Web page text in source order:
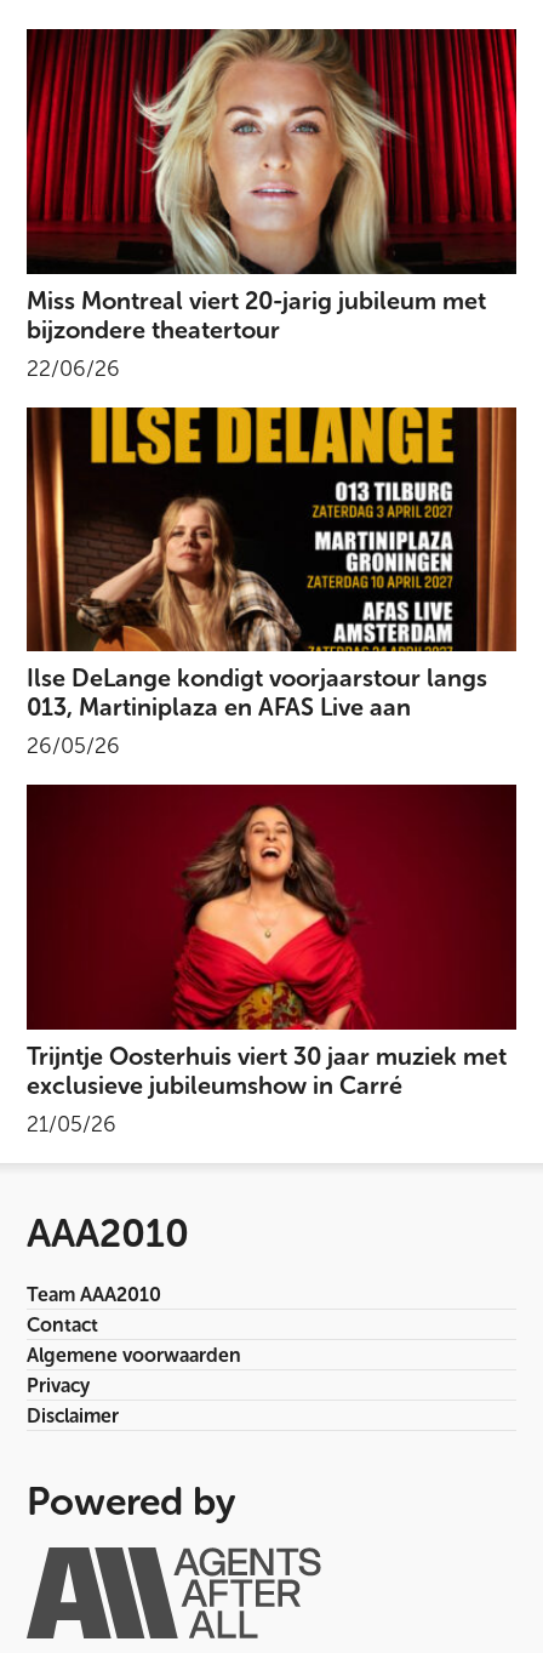
Miss Montreal viert 20-jarig jubileum met
bijzondere theatertour
22/06/26
Ilse DeLange kondigt voorjaarstour langs
013, Martiniplaza en AFAS Live aan
26/05/26
Trijntje Oosterhuis viert 30 jaar muziek met
exclusieve jubileumshow in Carré
21/05/26
AAA2010
Team AAA2010
Contact
Algemene voorwaarden
Privacy
Disclaimer
Powered by